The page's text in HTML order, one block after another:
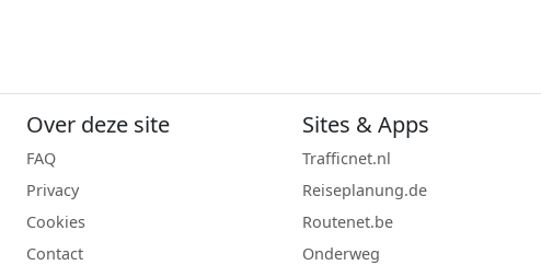
Over deze site
FAQ
Privacy
Cookies
Contact
Sites & Apps
Trafficnet.nl
Reiseplanung.de
Routenet.be
Onderweg